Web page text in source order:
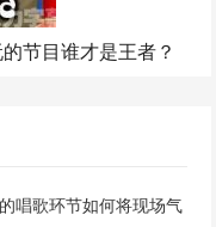
节目谁才是王者？
唱歌环节如何将现场气